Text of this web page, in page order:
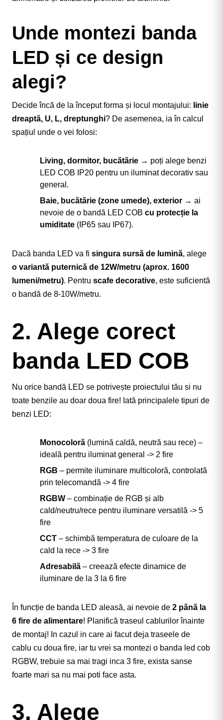
Unde montezi banda
LED și ce design
alegi?
Decide încă de la început forma și locul montajului: linie
dreaptă, U, L, dreptunghi? De asemenea, ia în calcul
spațiul unde o vei folosi:
Living, dormitor, bucătărie → poți alege benzi
LED COB IP20 pentru un iluminat decorativ sau
general.
Baie, bucătărie (zone umede), exterior → ai
nevoie de o bandă LED COB cu protecție la
umiditate (IP65 sau IP67).
Dacă banda LED va fi singura sursă de lumină
o variantă puternică de 12W/metru (aprox. 1600
lumeni/metru). Pentru scafe decorative, este suficientă
o bandă de 8-10W/metru.
2. Alege corect
banda LED COB
Nu orice bandă LED se potrivește proiectului tău si nu
toate benzile au doar doua fire! Iată principalele tipuri de
benzi LED:
Monocoloră (lumină caldă, neutră sau rece) –
ideală pentru iluminat general -> 2 fire
RGB – permite iluminare multicoloră, controlată
prin telecomandă -> 4 fire
RGBW – combinație de RGB și alb
cald/neutru/rece pentru iluminare versatilă -> 5
fire
CCT – schimbă temperatura de culoare de la
cald la rece -> 3 fire
Adresabilă – creează efecte dinamice de
iluminare de la 3 la 6 fire
În funcție de banda LED aleasă, ai nevoie de 2 până la
6 fire de alimentare! Planifică traseul cablurilor înainte
de montaj! In cazul in care ai facut deja traseele de
cablu cu doua fire, iar tu vrei sa montezi o banda led cob
RGBW, trebuie sa mai tragi inca 3 fire, exista sanse
foarte mari sa nu mai poti face asta.
3. Alege